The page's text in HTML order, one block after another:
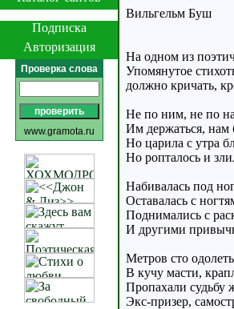
Подписка
Авторизация
Проверка слова
www.gramota.ru
Вильгельм Буш
На одном из
Упомянутое
должно кричать,
Не по ним, не по
Им держаться, нам
Но царила с утра
Но ропталось и
Набивалась под
Оставалась с
Поднимались с
И другими
Метров сто
В кучу масти,
Пропахали судьбу
Экс-призер,